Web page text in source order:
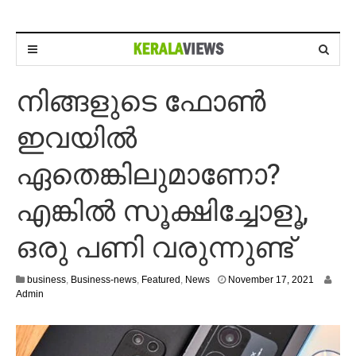
നിങ്ങളുടെ ഫോണ്‍
ഇവയില്‍
ഏതെങ്കിലുമാണോ?
എങ്കില്‍ സൂക്ഷിച്ചോളൂ,
ഒരു പണി വരുന്നുണ്ട്
business, Business-news, Featured , News November 17, 2021
m
b
Admin